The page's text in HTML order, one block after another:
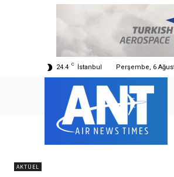
24.4 C İstanbul Perşembe, 6
AKTÜEL